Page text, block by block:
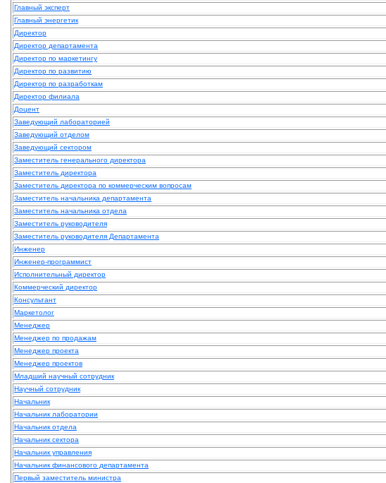
Главный эксперт
Главный энергетик
Директор
Директор департамента
Директор по маркетингу
Директор по развитию
Директор по разработкам
Директор филиала
Доцент
Заведующий лабораторией
Заведующий отделом
Заведующий сектором
Заместитель генерального директора
Заместитель директора
Заместитель директора по коммерческим вопросам
Заместитель начальника департамента
Заместитель начальника отдела
Заместитель руководителя
Заместитель руководителя Департамента
Инженер
Инженер-программист
Исполнительный директор
Коммерческий директор
Консультант
Маркетолог
Менеджер
Менеджер по продажам
Менеджер проекта
Менеджер проектов
Младший научный сотрудник
Научный сотрудник
Начальник
Начальник лаборатории
Начальник отдела
Начальник сектора
Начальник управления
Начальник финансового департамента
Первый заместитель министра